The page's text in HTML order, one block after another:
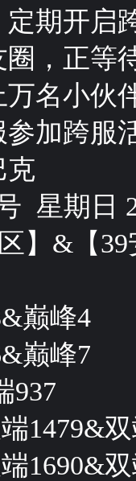
定期开
，正等
万名小伙
参加跨服
克
星期日
区】&【
巅峰4
巅峰7
937
1479&
1690&